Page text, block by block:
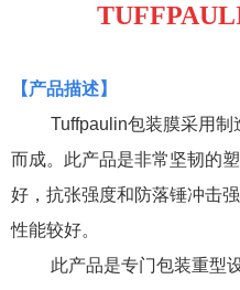
【产品描述】
Tuffpaulin包装膜采用制
而成。此产品是非常坚韧的
好，抗张强度和防落锤冲击
性能较好。
此产品是专门包装重型